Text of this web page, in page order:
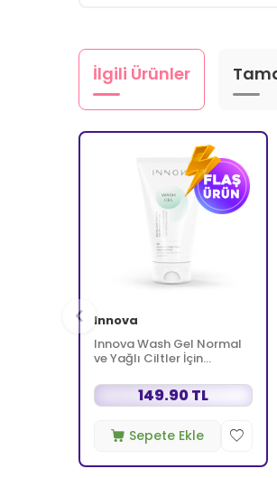
İlgili Ürünler
Innova
Innova Wash Gel Normal
ve Yağlı Ciltler İçin
150 ml 149.90 TL
Sepete Ekle